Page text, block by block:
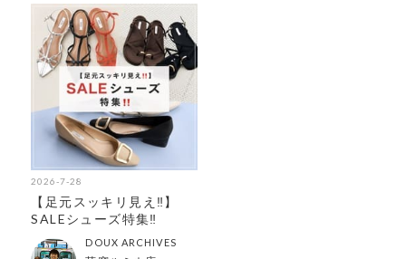
2026-7-28
【足元スッキリ見え‼︎】
SALEシューズ特集‼︎
DOUX ARCHIVES